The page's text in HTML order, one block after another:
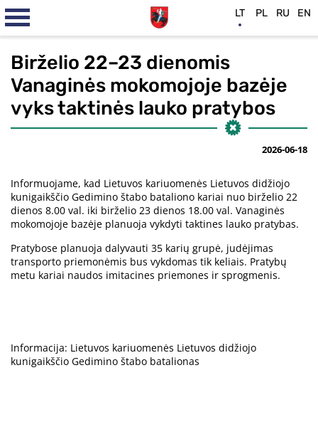
Birželio 22–23 dienomis
Vanaginės mokomojoje bazėje
vyks taktinės lauko pratybos
2026-06-18
Informuojame, kad Lietuvos kariuomenės Lietuvos didžiojo
kunigaikščio Gedimino štabo bataliono kariai nuo birželio 22
dienos 8.00 val. iki birželio 23 dienos 18.00 val. Vanaginės
mokomojoje bazėje planuoja vykdyti taktines lauko pratybas.
Pratybose planuoja dalyvauti 35 karių grupė, judėjimas
transporto priemonėmis bus vykdomas tik keliais. Pratybų
metu kariai naudos imitacines priemones ir sprogmenis.
Informacija: Lietuvos kariuomenės Lietuvos didžiojo
kunigaikščio Gedimino štabo batalionas
LT PL RU EN